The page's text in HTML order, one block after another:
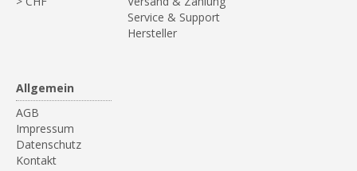
Service & Support
Hersteller
Allgemein
AGB
Impressum
Datenschutz
Kontakt